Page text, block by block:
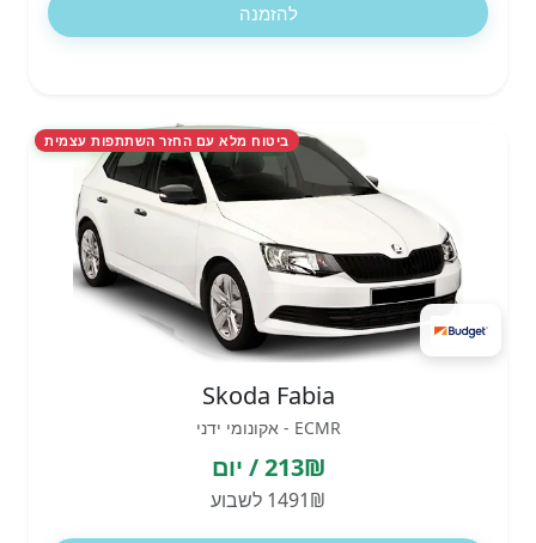
להזמנה
ביטוח מלא עם החזר השתתפות עצמית
Skoda Fabia
ECMR - אקונומי ידני
213₪ / יום
1491₪ לשבוע